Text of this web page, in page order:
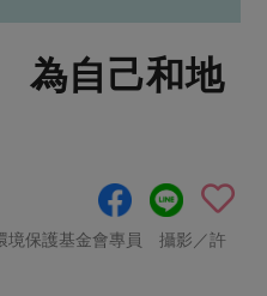
米麵雜糧
一籃菜真心話
合作聯合國
為自己和地
境保護基金會專員 攝影／許